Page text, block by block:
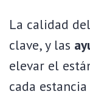
La calidad
clave, y las
elevar el
cada